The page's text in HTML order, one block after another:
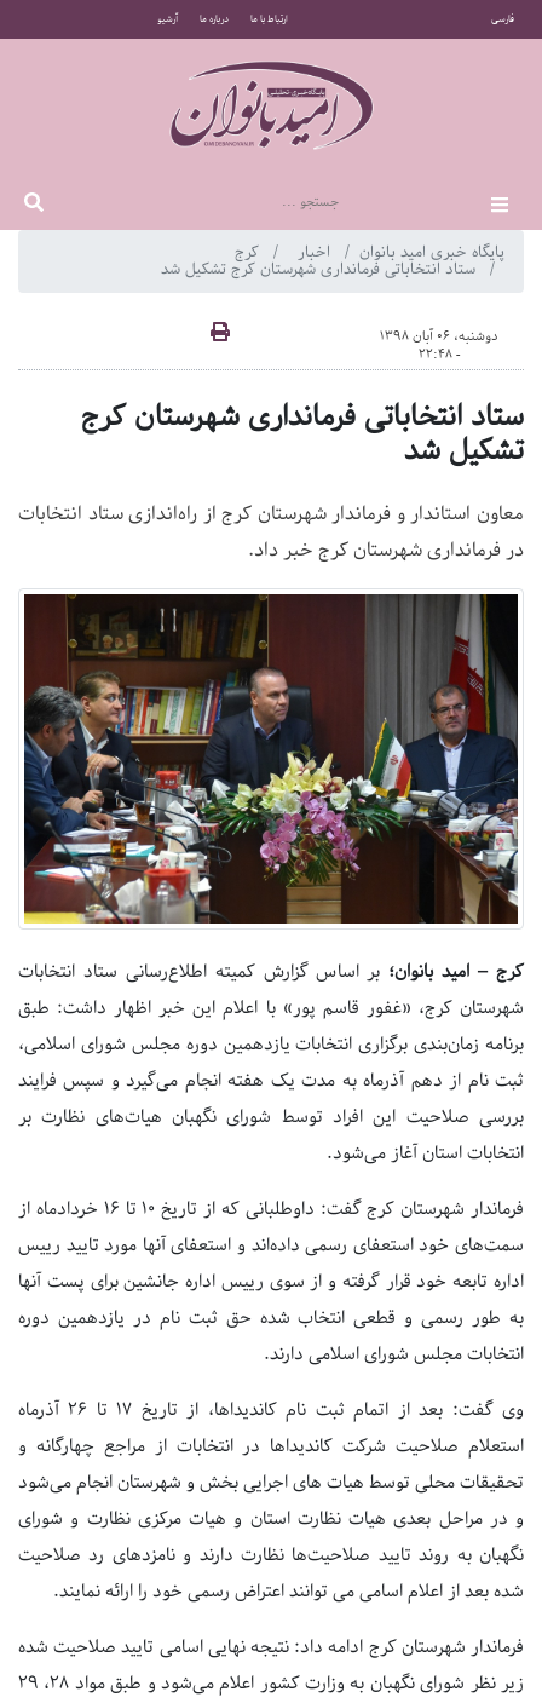
فارسی ارتباط با ما درباره ما آرشیو
پایگاه خبری امید بانوان اخبار کرج
ستاد انتخاباتی فرمانداری شهرستان کرج تشکیل شد
دوشنبه، 06 آبان 1398
- 22:48
ستاد انتخاباتی فرمانداری شهرستان کرج
تشکیل شد
معاون استاندار و فرماندار شهرستان کرج از راه‌اندازی ستاد انتخابات
در فرمانداری شهرستان کرج خبر داد.
کرج – امید بانوان؛ بر اساس گزارش کمیته اطلاع‌رسانی ستاد انتخابات
شهرستان کرج، «غفور قاسم پور» با اعلام این خبر اظهار داشت: طبق
برنامه زمان‌بندی برگزاری انتخابات یازدهمین دوره مجلس شورای اسلامی،
ثبت نام از دهم آذرماه به مدت یک هفته انجام می‌گیرد و سپس فرایند
بررسی صلاحیت این افراد توسط شورای نگهبان هیات‌های نظارت بر
انتخابات استان آغاز می‌شود.
فرماندار شهرستان کرج گفت: داوطلبانی که از تاریخ ۱۰ تا ۱۶ خردادماه از
سمت‌های خود استعفای رسمی داده‌اند و استعفای آنها مورد تایید رییس
اداره تابعه خود قرار گرفته و از سوی رییس اداره جانشین برای پست آنها
به طور رسمی و قطعی انتخاب شده حق ثبت نام در یازدهمین دوره
انتخابات مجلس شورای اسلامی دارند.
وی گفت: بعد از اتمام ثبت نام کاندیداها، از تاریخ ۱۷ تا ۲۶ آذرماه
استعلام صلاحیت شرکت کاندیداها در انتخابات از مراجع چهارگانه و
تحقیقات محلی توسط هیات های اجرایی بخش و شهرستان انجام می‌شود
و در مراحل بعدی هیات نظارت استان و هیات مرکزی نظارت و شورای
نگهبان به روند تایید صلاحیت‌ها نظارت دارند و نامزدهای رد صلاحیت
شده بعد از اعلام اسامی می توانند اعتراض رسمی خود را ارائه نمایند.
فرماندار شهرستان کرج ادامه داد: نتیجه نهایی اسامی تایید صلاحیت شده
زیر نظر شورای نگهبان به وزارت کشور اعلام می‌شود و طبق مواد ۲۸، ۲۹